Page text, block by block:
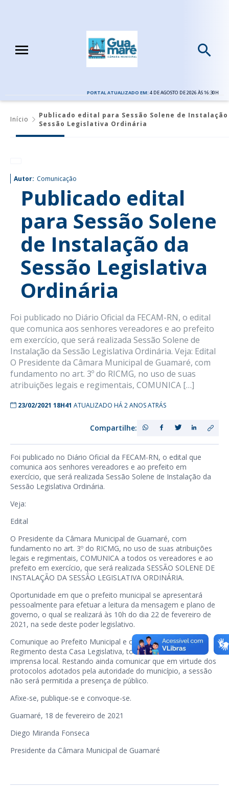
PORTAL ATUALIZADO EM: 4 DE AGOSTO DE 2026 ÀS 16:30H
Início
Publicado edital para Sessão Solene de
Sessão Legislativa Ordinária
Autor: Comunicação
Publicado edital
para Sessão Solene
de Instalação da
Sessão Legislativa
Ordinária
Foi publicado no Diário Oficial da FECAM-RN, o edital
que comunica aos senhores vereadores e ao prefeito
em exercício, que será realizada Sessão Solene de
Instalação da Sessão Legislativa Ordinária. Veja: Edital
O Presidente da Câmara Municipal de Guamaré, com
fundamento no art. 3º do RICMG, no uso de suas
atribuições legais e regimentais, COMUNICA […]
23/02/2021 18H41 ATUALIZADO HÁ 2 ANOS ATRÁS
Compartilhe:
Foi publicado no Diário Oficial da FECAM-RN, o edital que
comunica aos senhores vereadores e ao prefeito em
exercício, que será realizada Sessão Solene de Instalação da
Sessão Legislativa Ordinária.
Veja:
Edital
O Presidente da Câmara Municipal de Guamaré, com
fundamento no art. 3º do RICMG, no uso de suas atribuições
legais e regimentais, COMUNICA a todos os vereadores e ao
prefeito em exercício, que será realizada SESSÃO SOLENE DE
INSTALAÇÃO DA SESSÃO LEGISLATIVA ORDINÁRIA.
Oportunidade em que o prefeito municipal se apresentará
pessoalmente para efetuar a leitura da mensagem e plano de
governo, o qual se realizará às 10h do dia 22 de fevereiro de
2021, na sede deste poder legislativo.
Comunique ao Prefeito Municipal e cada Edil nos termos do
Regimento desta Casa Legislativa, todos os servidores e
imprensa local. Restando ainda comunicar que em virtude dos
protocolos adotados pela autoridade do município, a sessão
não será permitida a presença de público.
Afixe-se, publique-se e convoque-se.
Guamaré, 18 de fevereiro de 2021
Diego Miranda Fonseca
Presidente da Câmara Municipal de Guamaré